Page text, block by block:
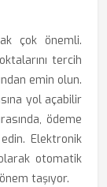
çok önemli.
tercih
emin olun.
yol açabilir
ödeme
Elektronik
otomatik
taşıyor.